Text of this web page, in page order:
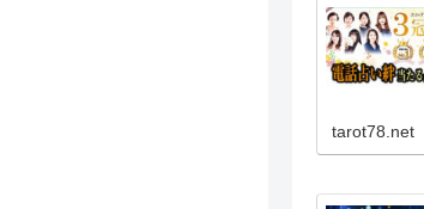
tarot78.net